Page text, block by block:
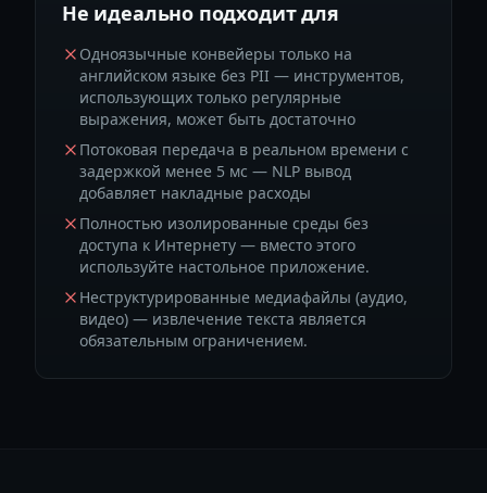
Не идеально подходит для
Одноязычные конвейеры только на
английском языке без PII — инструментов,
использующих только регулярные
выражения, может быть достаточно
Потоковая передача в реальном времени с
задержкой менее 5 мс — NLP вывод
добавляет накладные расходы
Полностью изолированные среды без
доступа к Интернету — вместо этого
используйте настольное приложение.
Неструктурированные медиафайлы (аудио,
видео) — извлечение текста является
обязательным ограничением.